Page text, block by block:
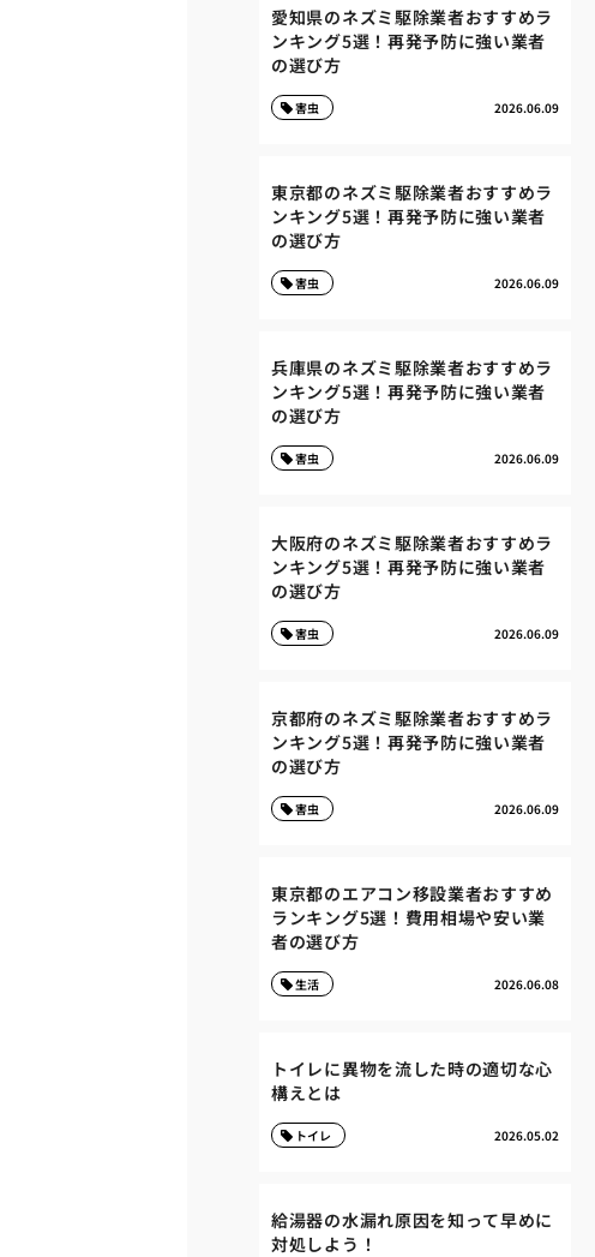
愛知県のネズミ駆除業者おすすめラ
ンキング5選！再発予防に強い業者
の選び方
2026.06.09
害虫
東京都のネズミ駆除業者おすすめラ
ンキング5選！再発予防に強い業者
の選び方
2026.06.09
害虫
兵庫県のネズミ駆除業者おすすめラ
ンキング5選！再発予防に強い業者
の選び方
2026.06.09
害虫
大阪府のネズミ駆除業者おすすめラ
ンキング5選！再発予防に強い業者
の選び方
2026.06.09
害虫
京都府のネズミ駆除業者おすすめラ
ンキング5選！再発予防に強い業者
の選び方
2026.06.09
害虫
東京都のエアコン移設業者おすすめ
ランキング5選！費用相場や安い業
者の選び方
2026.06.08
生活
トイレに異物を流した時の適切な心
構えとは
2026.05.02
トイレ
給湯器の水漏れ原因を知って早めに
対処しよう！